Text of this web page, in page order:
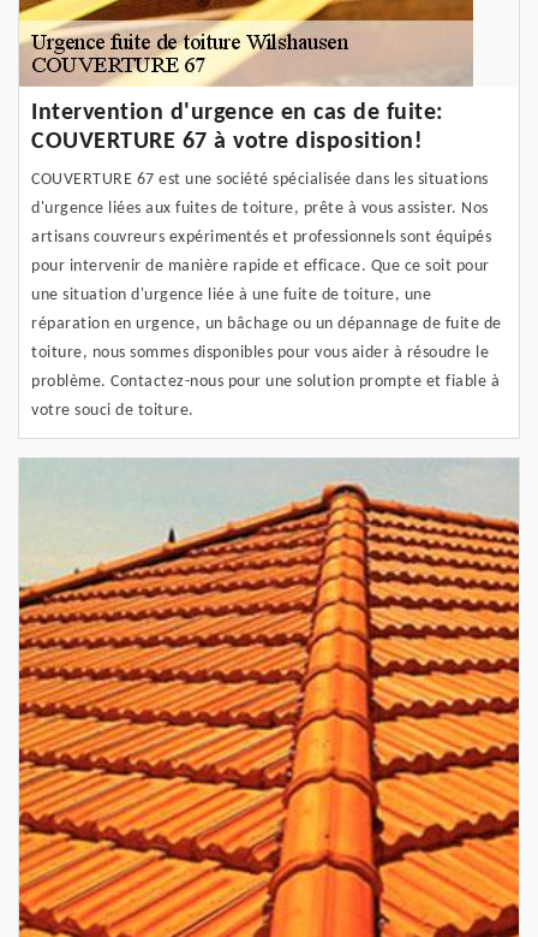
Intervention d'urgence en cas de fuite:
COUVERTURE 67 à votre disposition!
COUVERTURE 67 est une société spécialisée dans les situations
d'urgence liées aux fuites de toiture, prête à vous assister. Nos
artisans couvreurs expérimentés et professionnels sont équipés
pour intervenir de manière rapide et efficace. Que ce soit pour
une situation d'urgence liée à une fuite de toiture, une
réparation en urgence, un bâchage ou un dépannage de fuite de
toiture, nous sommes disponibles pour vous aider à résoudre le
problème. Contactez-nous pour une solution prompte et fiable à
votre souci de toiture.